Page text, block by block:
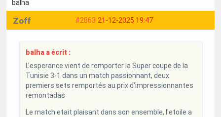
balha
#2863 21-12-2025 19:47
Zoff
balha a écrit :
L'esperance vient de remporter la Super coupe de la
Tunisie 3-1 dans un match passionnant, deux
premiers sets remportés au prix d'impressionnantes
remontadas
Le match etait plaisant dans son ensemble, l'etoile a